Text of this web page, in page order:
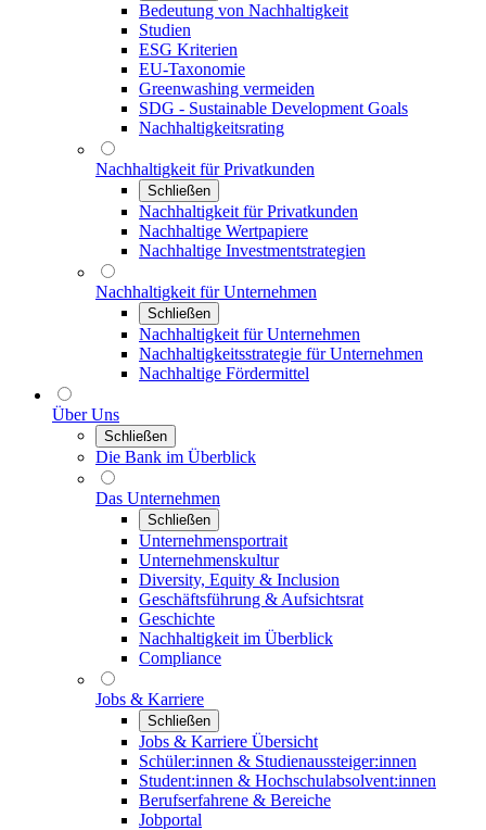
Bedeutung von Nachhaltigkeit
Studien
ESG Kriterien
EU-Taxonomie
Greenwashing vermeiden
SDG - Sustainable Development Goals
Nachhaltigkeitsrating
Nachhaltigkeit für Privatkunden
Schließen
Nachhaltigkeit für Privatkunden
Nachhaltige Wertpapiere
Nachhaltige Investmentstrategien
Nachhaltigkeit für Unternehmen
Schließen
Nachhaltigkeit für Unternehmen
Nachhaltigkeitsstrategie für Unternehmen
Nachhaltige Fördermittel
Über Uns
Schließen
Die Bank im Überblick
Das Unternehmen
Schließen
Unternehmensportrait
Unternehmenskultur
Diversity, Equity & Inclusion
Geschäftsführung & Aufsichtsrat
Geschichte
Nachhaltigkeit im Überblick
Compliance
Jobs & Karriere
Schließen
Jobs & Karriere Übersicht
Schüler:innen & Studienaussteiger:innen
Student:innen & Hochschulabsolvent:innen
Berufserfahrene & Bereiche
Jobportal